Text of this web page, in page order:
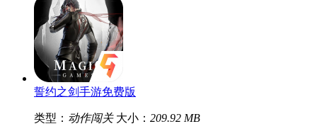
誓约之剑手游免费版
类型： 动作闯关 大小： 209.92 MB